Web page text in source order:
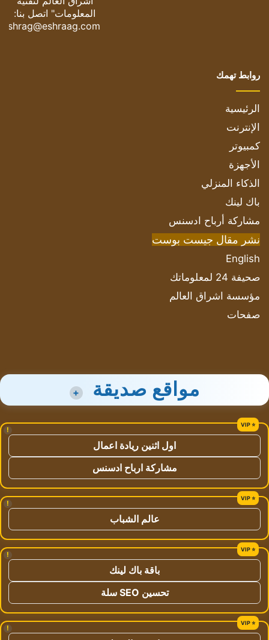
المعلومات" اتصل بنا:
eshrag@eshraag.com
روابط تهمك
الرئيسية
الإنترنت
كمبيوتر
الأجهزة
الذكاء المنزلي
باك لينك
مشاركة أرباح ادسنس
نشر مقال جيست بوست
English
صحيفة 24 لمعلوماتك
مؤسسة اشراق العالم
صفحات
مواقع صديقة +
!
اول اثنين ريادة اعمال
مشاركة ارباح ادسنس
!
عالم الشباب
!
باقة باك لينك
تحسين SEO سلة
!